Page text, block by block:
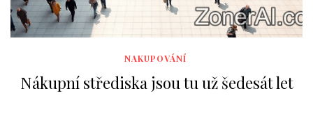
NAKUPOVÁNÍ
Nákupní střediska jsou tu už šedesát let